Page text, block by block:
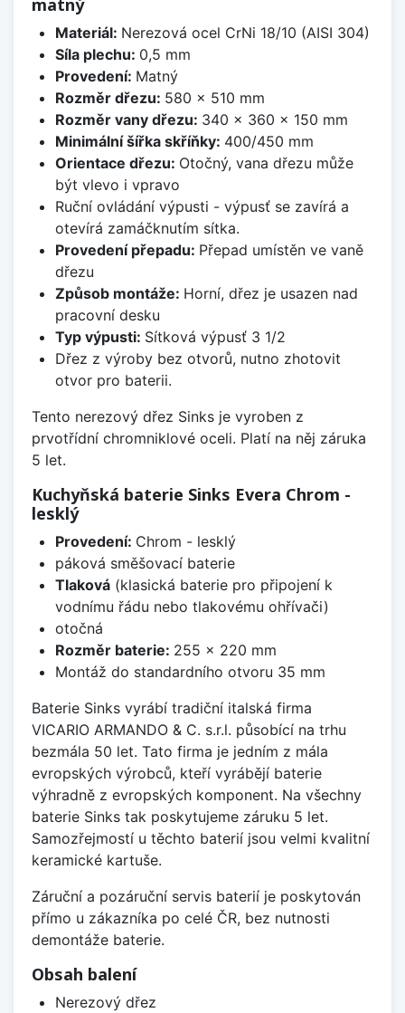
matný
Materiál: Nerezová ocel CrNi 18/10 (AISI 304)
Síla plechu: 0,5 mm
Provedení: Matný
Rozměr dřezu: 580 x 510 mm
Rozměr vany dřezu: 340 x 360 x 150 mm
Minimální šířka skříňky: 400/450 mm
Orientace dřezu: Otočný, vana dřezu může
být vlevo i vpravo
Ruční ovládání výpusti - výpusť se zavírá a
otevírá zamáčknutím sítka.
Provedení přepadu: Přepad umístěn ve vaně
dřezu
Způsob montáže: Horní, dřez je usazen nad
pracovní desku
Typ výpusti: Sítková výpusť 3 1/2
Dřez z výroby bez otvorů, nutno zhotovit
otvor pro baterii.
Tento nerezový dřez Sinks je vyroben z
prvotřídní chromniklové oceli. Platí na něj záruka
5 let.
Kuchyňská baterie Sinks Evera Chrom -
lesklý
Provedení: Chrom - lesklý
páková směšovací baterie
Tlaková(klasická baterie pro připojení k
vodnímu řádu nebo tlakovému ohřívači)
otočná
Rozměr baterie: 255 x 220 mm
Montáž do standardního otvoru 35 mm
Baterie Sinks vyrábí tradiční italská firma
VICARIO ARMANDO & C. s.r.l. působící na trhu
bezmála 50 let. Tato firma je jedním z mála
evropských výrobců, kteří vyrábějí baterie
výhradně z evropských komponent. Na všechny
baterie Sinks tak poskytujeme záruku 5 let.
Samozřejmostí u těchto baterií jsou velmi kvalitní
keramické kartuše.
Záruční a pozáruční servis baterií je poskytován
přímo u zákazníka po celé ČR, bez nutnosti
demontáže baterie.
Obsah balení
Nerezový dřez